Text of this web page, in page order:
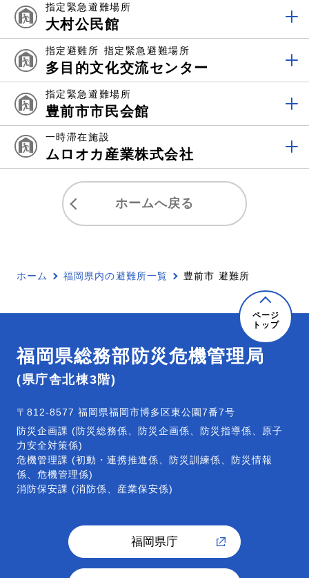
指定緊急避難場所
大村公民館
指定避難所 指定緊急避難場所
多目的文化交流センター
指定緊急避難場所
豊前市市民会館
一時滞在施設
ムロオカ産業株式会社
ホームへ戻る
ホーム 福岡県内の避難所一覧 豊前市 避難所
ページ
トップ
福岡県総務部防災危機管理局
(県庁舎北棟3階)
〒812-8577 福岡県福岡市博多区東公園7番7号
防災企画課 (防災総務係、防災企画係、防災指導係、原子
力安全対策係)
危機管理課 (初動・連携推進係、防災訓練係、防災情報
係、危機管理係)
消防保安課 (消防係、産業保安係)
福岡県庁